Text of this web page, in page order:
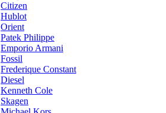
Citizen
Hublot
Orient
Patek Philippe
Emporio Armani
Fossil
Frederique Constant
Diesel
Kenneth Cole
Skagen